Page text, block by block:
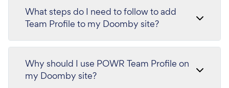
What steps do I need to follow to add
Team Profile to my Doomby site?
Why should I use POWR Team Profile on
my Doomby site?